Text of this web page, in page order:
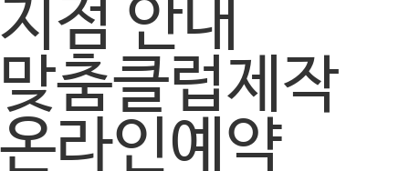
지점 안내
맞춤클럽제작
온라인예약